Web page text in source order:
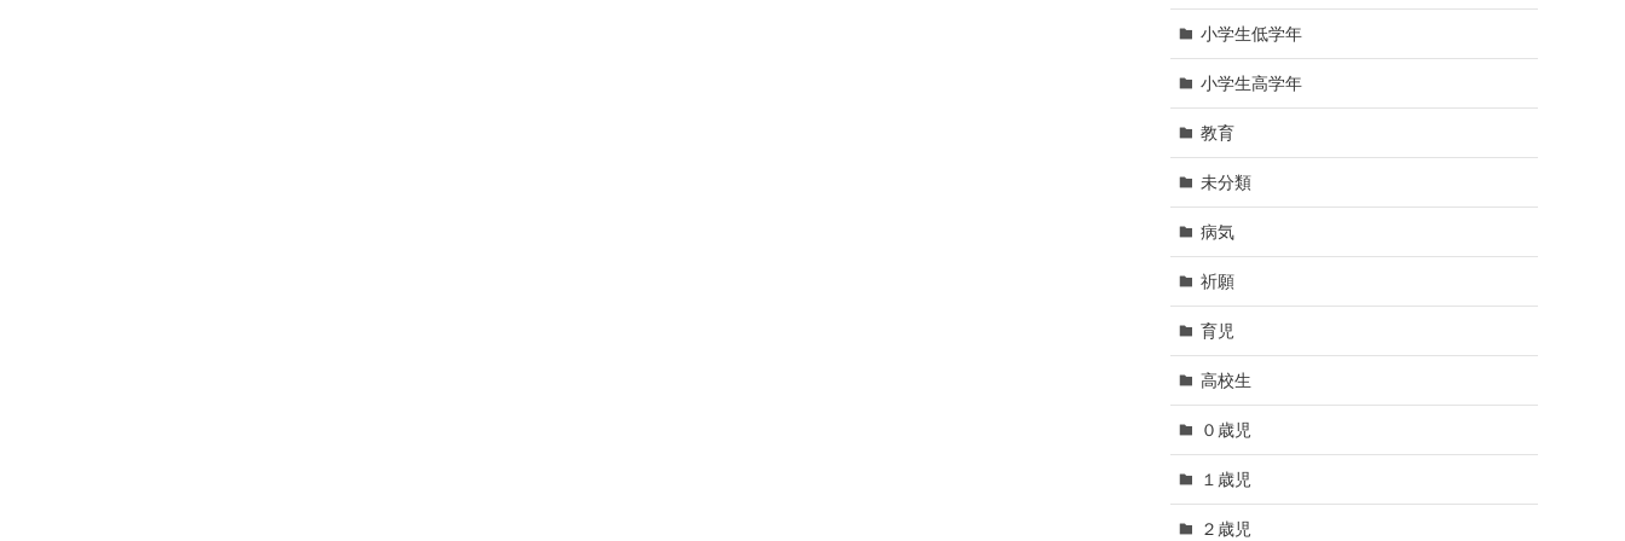
小学生低学年
小学生高学年
教育
未分類
病気
祈願
育児
高校生
０歳児
１歳児
２歳児